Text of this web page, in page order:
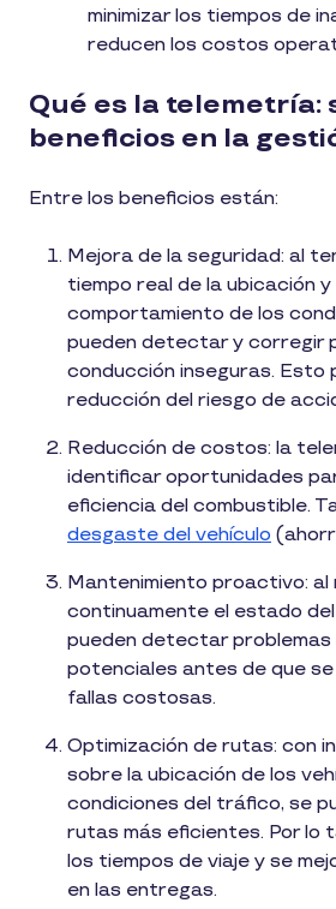
minimizar los tiempos de
reducen los costos
Qué es la telemetría:
beneficios en la
Entre los beneficios están:
Mejora de la seguridad: al
tiempo real de la ubicación y
comportamiento de los
pueden detectar y corregir
conducción inseguras. Esto
reducción del riesgo de
Reducción de costos: la
identificar oportunidades
eficiencia del combustible.
desgaste del vehículo
Mantenimiento proactivo: al
continuamente el estado
pueden detectar problemas
potenciales antes de que
fallas costosas.
Optimización de rutas: con
sobre la ubicación de los
condiciones del tráfico, se
rutas más eficientes. Por lo
los tiempos de viaje y se
en las entregas.